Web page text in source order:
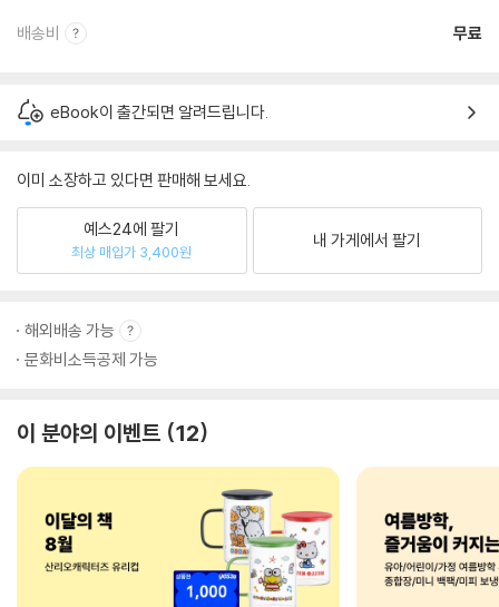
배송비 무료
eBook이 출간되면 알려드립니다.
이미 소장하고 있다면 판매해 보세요.
예스24에 팔기
최상 매입가 3,400원
내 가게에서 팔기
해외배송 가능
문화비소득공제 가능
이 분야의 이벤트 12